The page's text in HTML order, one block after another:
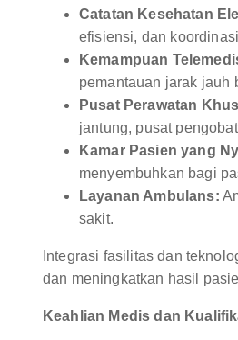
Catatan Kesehatan
efisiensi, dan
Kemampuan
pemantauan jarak jauh
Pusat Perawatan
jantung, pusat
Kamar Pasien yang
menyembuhkan bagi
Layanan Ambulans:
sakit.
Integrasi fasilitas dan
dan meningkatkan hasil
Keahlian Medis dan